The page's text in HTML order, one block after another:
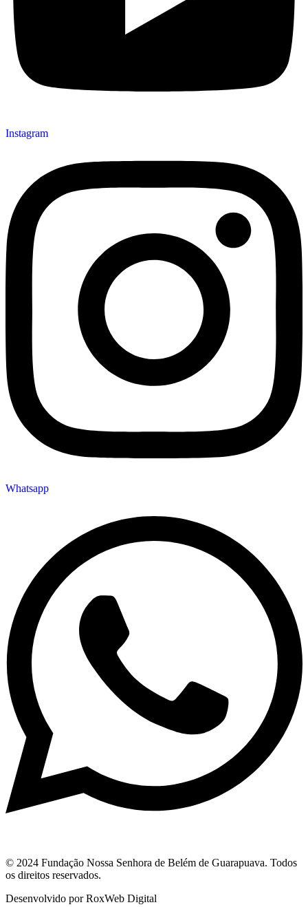
Instagram
Whatsapp
© 2024 Fundação Nossa Senhora de Belém de Guarapuava. Todos
os direitos reservados.
Desenvolvido por RoxWeb Digital